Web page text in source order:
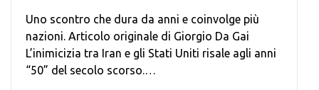
Uno scontro che dura da anni e coinvolge più
nazioni. Articolo originale di Giorgio Da Gai
L’inimicizia tra Iran e gli Stati Uniti risale agli anni
“50” del secolo scorso.…